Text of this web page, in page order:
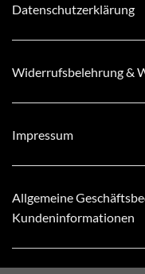
Datenschutzerklärung
Widerrufsbelehrung &
Impressum
Allgemeine
Kundeninformationen